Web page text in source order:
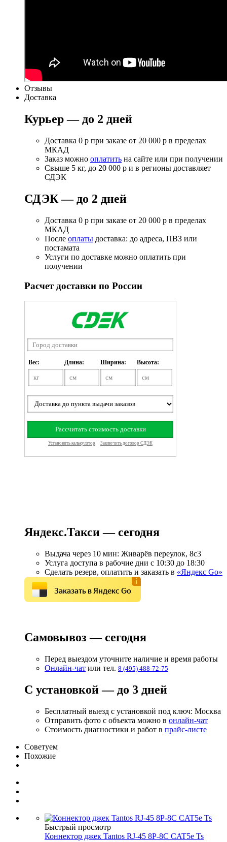
Отзывы
Доставка
Курьер — до 2 дней
Доставка 0 р при заказе от 20 000 р в пределах
МКАД
Заказ можно оплатить на сайте или при получении
Свыше 5 кг, до 20 000 р и в регионы доставляет
СДЭК
СДЭК — до 2 дней
Доставка 0 р при заказе от 20 000 р в пределах
МКАД
После оплаты доставка: до адреса, ПВЗ или
постамата
Услуги по доставке можно оплатить при
получении
Расчет доставки по России
Яндекс.Такси — сегодня
Выдача через 10 мин: Живарёв переулок, 8с3
Услуга доступа в рабочие дни с 10:30 до 18:30
Сделать резерв, оплатить и заказать в «Яндекс Go»
Заказать в Яндекс Go
Самовывоз — сегодня
Перед выездом уточните наличие и время работы
Онлайн-чат или тел. 8 (495) 488-72-75
С установкой — до 3 дней
Бесплатный выезд с установкой под ключ: Москва
Отправить фото с объекта можно в онлайн-чат
Стоимость диагностики и работ в прайс-листе
Советуем
Похожие
Быстрый просмотр
Коннектор джек Tantos RJ-45 8P-8C CAT5e Ts